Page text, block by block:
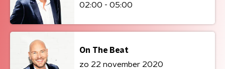
02:00 - 05:00
On The Beat
zo 22 november 2020